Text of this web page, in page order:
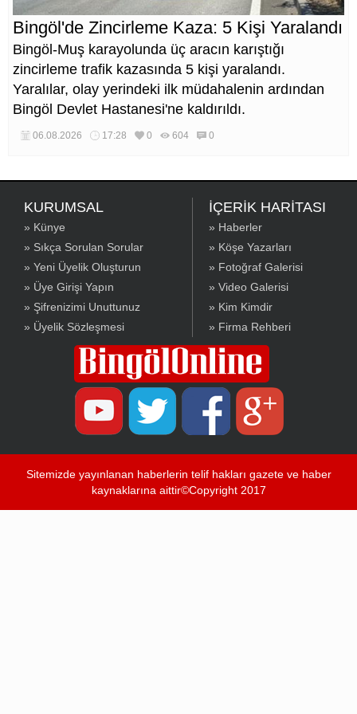
Bingöl'de Zincirleme Kaza: 5 Kişi Yaralandı
Bingöl-Muş karayolunda üç aracın karıştığı
zincirleme trafik kazasında 5 kişi yaralandı.
Yaralılar, olay yerindeki ilk müdahalenin ardından
Bingöl Devlet Hastanesi'ne kaldırıldı.
06.08.2026 17:28 0 604 0
KURUMSAL
» Künye
» Sıkça Sorulan Sorular
» Yeni Üyelik Oluşturun
» Üye Girişi Yapın
» Şifrenizimi Unuttunuz
» Üyelik Sözleşmesi
İÇERİK HARİTASI
» Haberler
» Köşe Yazarları
» Fotoğraf Galerisi
» Video Galerisi
» Kim Kimdir
» Firma Rehberi
Sitemizde yayınlanan haberlerin telif hakları gazete ve haber
kaynaklarına aittir©Copyright 2017